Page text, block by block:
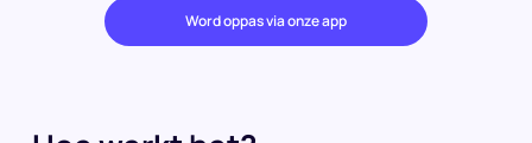
Word oppas via onze app